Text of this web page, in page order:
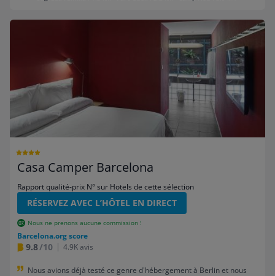
Casa Camper Barcelona
Rapport qualité-prix N° sur Hotels de cette sélection
RÉSERVEZ AVEC L’HÔTEL EN DIRECT
Nous ne prenons aucune commission !
Barcelona.org score
9.8/10 4.9K avis
Nous avions déjà testé ce genre d'hébergement à Berlin et nous